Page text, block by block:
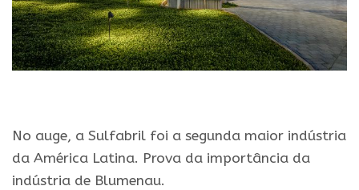
No auge, a Sulfabril foi a segunda maior indústria
da América Latina. Prova da importância da
indústria de Blumenau.